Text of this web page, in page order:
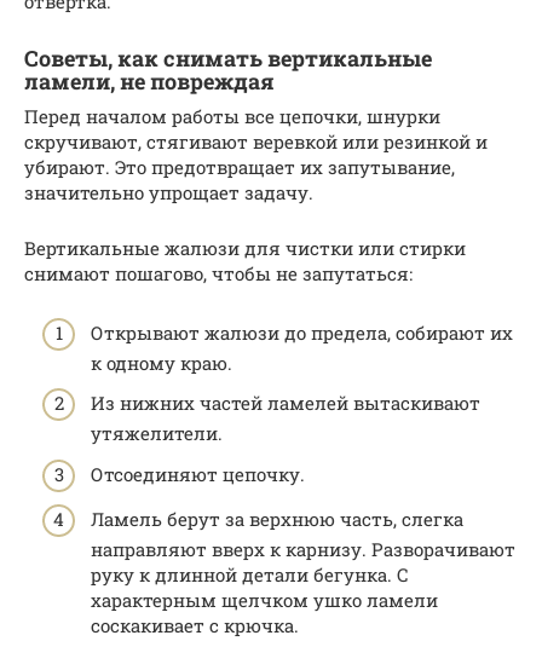
Советы, как снимать вертикальные
ламели, не повреждая
Перед началом работы все цепочки, шнурки
скручивают, стягивают веревкой или резинкой и
убирают. Это предотвращает их запутывание,
значительно упрощает задачу.
Вертикальные жалюзи для чистки или стирки
снимают пошагово, чтобы не запутаться:
Открывают жалюзи до предела, собирают их
к одному краю.
Из нижних частей ламелей вытаскивают
утяжелители.
Отсоединяют цепочку.
Ламель берут за верхнюю часть, слегка
направляют вверх к карнизу. Разворачивают
руку к длинной детали бегунка. С
характерным щелчком ушко ламели
соскакивает с крючка.